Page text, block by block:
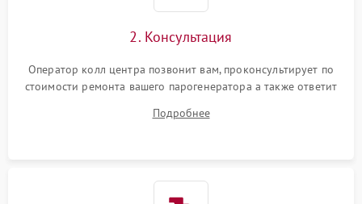
2. Консультация
Оператор колл центра позвонит вам, проконсультирует по
стоимости ремонта вашего парогенератора а также ответит
Подробнее